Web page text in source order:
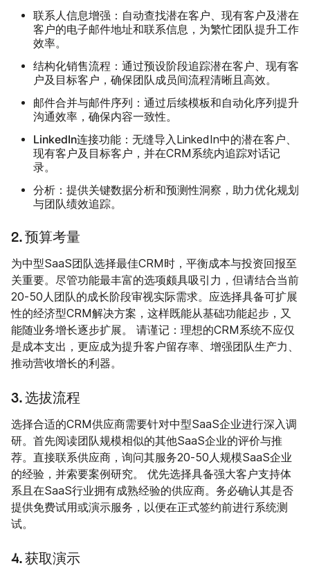
联系人信息增强： 自动查找潜在客户、现有客户及潜在
客户的电子邮件地址和联系信息，为繁忙团队提升工作
效率。
结构化销售流程： 通过预设阶段追踪潜在客户、现有客
户及目标客户，确保团队成员间流程清晰且高效。
邮件合并与邮件序列： 通过后续模板和自动化序列提升
沟通效率，确保内容一致性。
LinkedIn连接功能： 无缝导入LinkedIn中的潜在客户、
现有客户及目标客户，并在CRM系统内追踪对话记
录。
分析： 提供关键数据分析和预测性洞察，助力优化规划
与团队绩效追踪。
2. 预算考量
为中型SaaS团队选择最佳CRM时，平衡成本与投资回报至
关重要。尽管功能最丰富的选项颇具吸引力，但请结合当前
20-50人团队的成长阶段审视实际需求。应选择具备可扩展
性的经济型CRM解决方案，这样既能从基础功能起步，又
能随业务增长逐步扩展。 请谨记：理想的CRM系统不应仅
是成本支出，更应成为提升客户留存率、增强团队生产力、
推动营收增长的利器。
3. 选拔流程
选择合适的CRM供应商需要针对中型SaaS企业进行深入调
研。首先阅读团队规模相似的其他SaaS企业的评价与推
荐。直接联系供应商，询问其服务20-50人规模SaaS企业
的经验，并索要案例研究。 优先选择具备强大客户支持体
系且在SaaS行业拥有成熟经验的供应商。务必确认其是否
提供免费试用或演示服务，以便在正式签约前进行系统测
试。
4. 获取演示